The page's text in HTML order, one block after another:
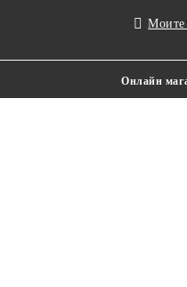
Моите
Онлайн